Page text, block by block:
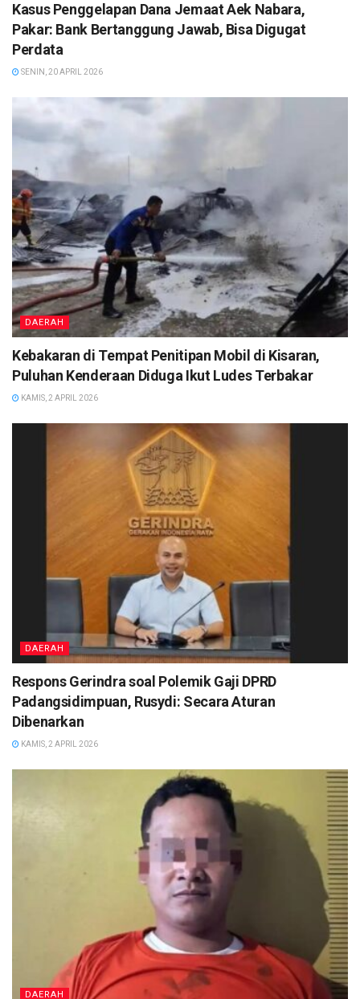
Kasus Penggelapan Dana Jemaat Aek Nabara,
Pakar: Bank Bertanggung Jawab, Bisa Digugat
Perdata
SENIN, 20 APRIL 2026
DAERAH
Kebakaran di Tempat Penitipan Mobil di Kisaran,
Puluhan Kenderaan Diduga Ikut Ludes Terbakar
KAMIS, 2 APRIL 2026
DAERAH
Respons Gerindra soal Polemik Gaji DPRD
Padangsidimpuan, Rusydi: Secara Aturan
Dibenarkan
KAMIS, 2 APRIL 2026
DAERAH